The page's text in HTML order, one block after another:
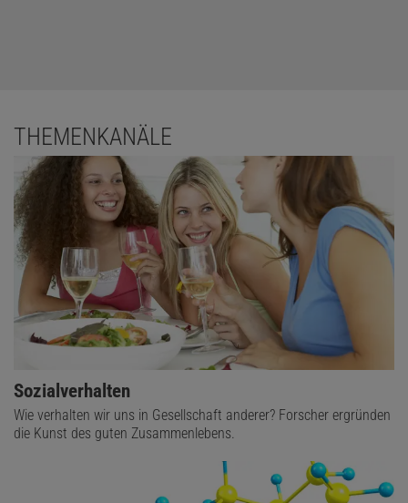
THEMENKANÄLE
Sozialverhalten
Wie verhalten wir uns in Gesellschaft anderer? Forscher ergründen
die Kunst des guten Zusammenlebens.